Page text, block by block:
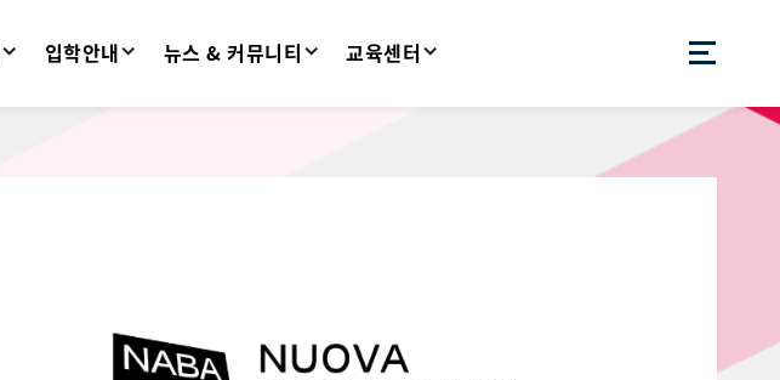
입학안내 뉴스 & 커뮤니티 교육센터